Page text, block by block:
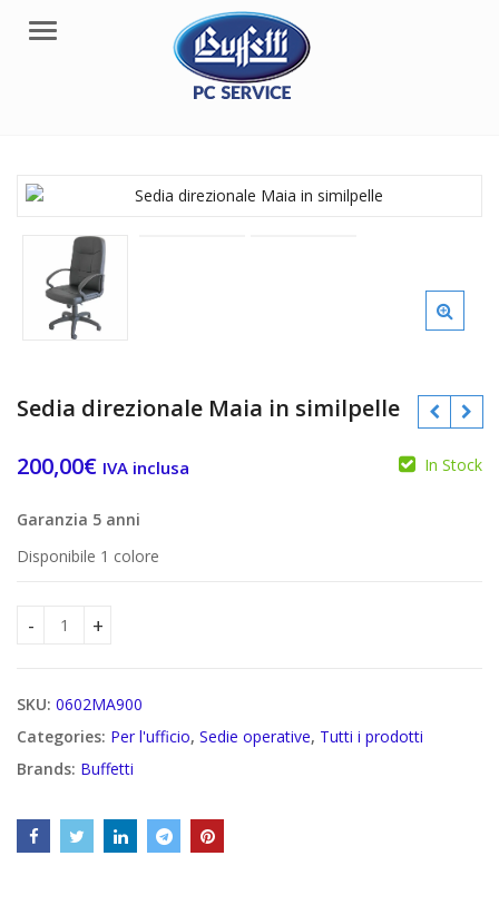
Menu
Sedia direzionale Maia in similpelle
200,00€ IVA inclusa In Stock
Garanzia 5 anni
Disponibile 1 colore
Sedia direzionale Maia in similpelle quantity
SKU: 0602MA900
Categories: Per l'ufficio, Sedie operative, Tutti i prodotti
Brands: Buffetti